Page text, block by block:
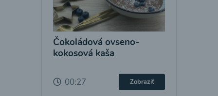
Čokoládová ovseno-
kokosová kaša
00:27 Zobraziť